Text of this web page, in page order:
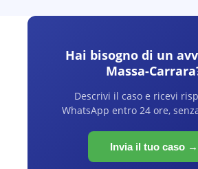
Hai bisogno di un
Massa-Carrara
Descrivi il caso e ricevi
WhatsApp entro 24 ore,
Invia il tuo caso →